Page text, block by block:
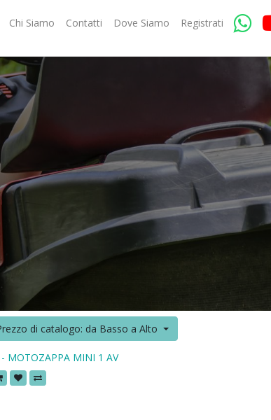
Chi Siamo Contatti Dove Siamo Registrati
di catalogo: da Basso a Alto
MOTOZAPPA MINI 1 AV